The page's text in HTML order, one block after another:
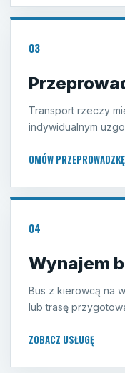
03
Transport rzeczy
indywidualnym
OMÓW PRZEPROWADZKĘ
04
Wynajem
Bus z kierowcą na
lub trasę
ZOBACZ USŁUGĘ